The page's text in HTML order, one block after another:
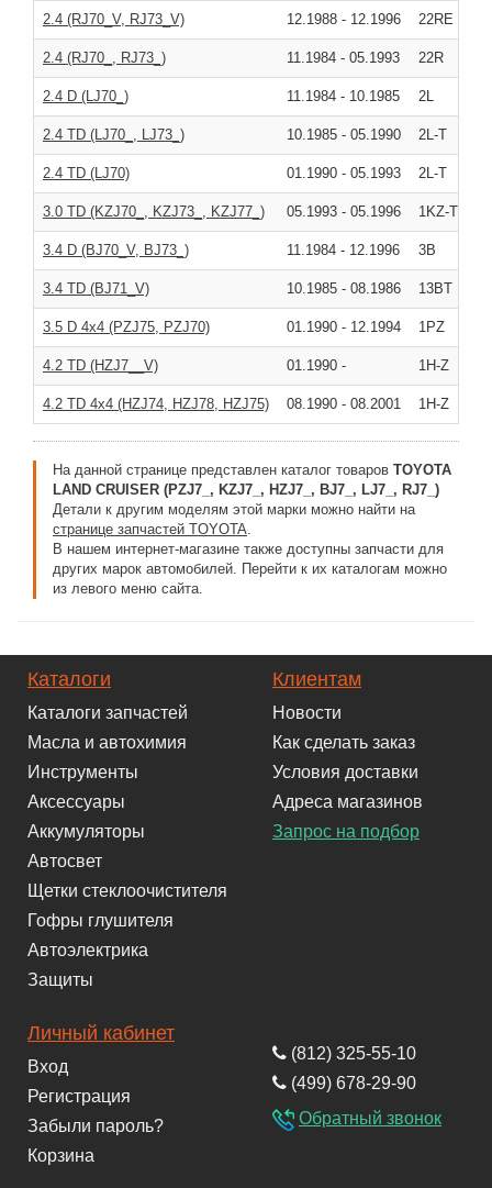
2.4 (RJ70_V, RJ73_V) 12.1988 - 12.1996 22RE
2.4 (RJ70_, RJ73_) 11.1984 - 05.1993 22R
2.4 D (LJ70_) 11.1984 - 10.1985 2L
2.4 TD (LJ70_, LJ73_) 10.1985 - 05.1990 2L-T
2.4 TD (LJ70) 01.1990 - 05.1993 2L-T
3.0 TD (KZJ70_, KZJ73_, KZJ77_) 05.1993 - 05.1996 1KZ-T
3.4 D (BJ70_V, BJ73_) 11.1984 - 12.1996 3B
3.4 TD (BJ71_V) 10.1985 - 08.1986 13BT
3.5 D 4x4 (PZJ75, PZJ70) 01.1990 - 12.1994 1PZ
4.2 TD (HZJ7__V) 01.1990 - 1H-Z
4.2 TD 4x4 (HZJ74, HZJ78, HZJ75) 08.1990 - 08.2001 1H-Z
На данной странице представлен каталог товаров TOYOTA
LAND CRUISER (PZJ7_, KZJ7_, HZJ7_, BJ7_, LJ7_, RJ7_)
Детали к другим моделям этой марки можно найти на
странице запчастей TOYOTA.
В нашем интернет-магазине также доступны запчасти для
других марок автомобилей. Перейти к их каталогам можно
из левого меню сайта.
Каталоги
Каталоги запчастей
Масла и автохимия
Инструменты
Аксессуары
Аккумуляторы
Автосвет
Щетки стеклоочистителя
Гофры глушителя
Автоэлектрика
Защиты
Клиентам
Новости
Как сделать заказ
Условия доставки
Адреса магазинов
Запрос на подбор
Личный кабинет
Вход
Регистрация
Забыли пароль?
Корзина
(812) 325-55-10
(499) 678-29-90
Обратный звонок